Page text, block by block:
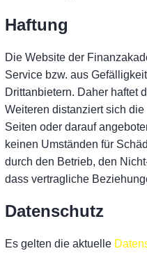
Haftung
Die Website der
Service bzw. aus
Drittanbietern. Daher haftet
Weiteren distanziert sich
Seiten oder darauf
keinen Umständen für
durch den Betrieb, den
dass vertragliche
Datenschutz
Es gelten die aktuelle